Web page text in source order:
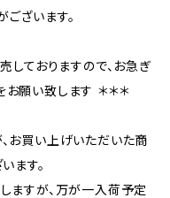
ざいます。
しておりますので、お急ぎ
願い致します ＊＊＊
お買い上げいただいた商
ます。
ますが、万が一入荷予定